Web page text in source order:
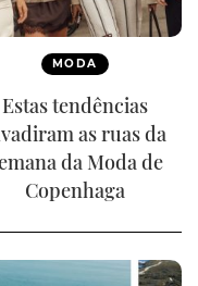
MODA
Estas tendências
as ruas da
da Moda de
Copenhaga